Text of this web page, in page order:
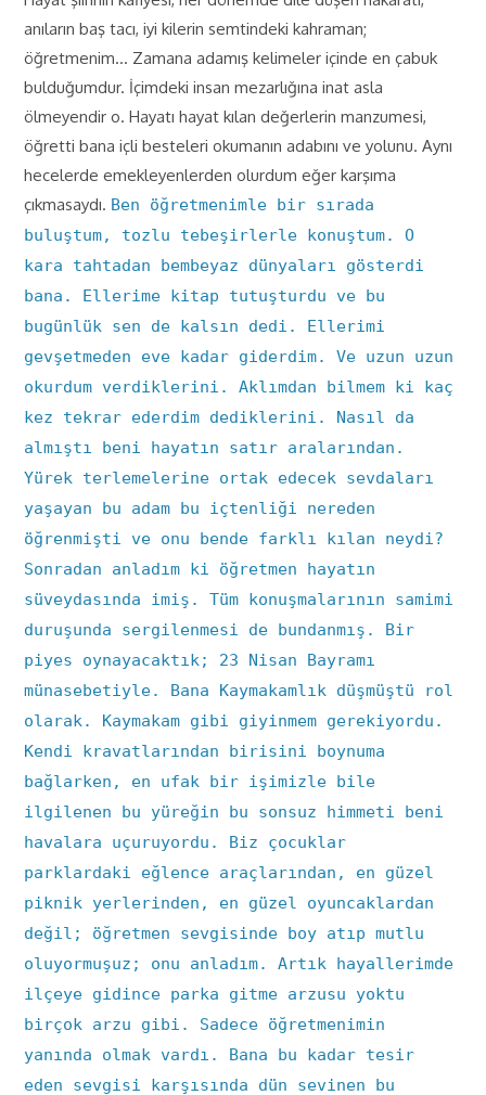
anıların baş tacı, iyi kilerin semtindeki kahraman;
öğretmenim… Zamana adamış kelimeler içinde en çabuk
bulduğumdur. İçimdeki insan mezarlığına inat asla
ölmeyendir o. Hayatı hayat kılan değerlerin manzumesi,
öğretti bana içli besteleri okumanın adabını ve yolunu. Aynı
hecelerde emekleyenlerden olurdum eğer karşıma
çıkmasaydı. Ben öğretmenimle bir sırada
buluştum, tozlu tebeşirlerle konuştum. O
kara tahtadan bembeyaz dünyaları gösterdi
bana. Ellerime kitap tutuşturdu ve bu
bugünlük sen de kalsın dedi. Ellerimi
gevşetmeden eve kadar giderdim. Ve uzun uzun
okurdum verdiklerini. Aklımdan bilmem ki kaç
kez tekrar ederdim dediklerini. Nasıl da
almıştı beni hayatın satır aralarından.
Yürek terlemelerine ortak edecek sevdaları
yaşayan bu adam bu içtenliği nereden
öğrenmişti ve onu bende farklı kılan neydi?
Sonradan anladım ki öğretmen hayatın
süveydasında imiş. Tüm konuşmalarının samimi
duruşunda sergilenmesi de bundanmış. Bir
piyes oynayacaktık; 23 Nisan Bayramı
münasebetiyle. Bana Kaymakamlık düşmüştü rol
olarak. Kaymakam gibi giyinmem gerekiyordu.
Kendi kravatlarından birisini boynuma
bağlarken, en ufak bir işimizle bile
ilgilenen bu yüreğin bu sonsuz himmeti beni
havalara uçuruyordu. Biz çocuklar
parklardaki eğlence araçlarından, en güzel
piknik yerlerinden, en güzel oyuncaklardan
değil; öğretmen sevgisinde boy atıp mutlu
oluyormuşuz; onu anladım. Artık hayallerimde
ilçeye gidince parka gitme arzusu yoktu
birçok arzu gibi. Sadece öğretmenimin
yanında olmak vardı. Bana bu kadar tesir
eden sevgisi karşısında dün sevinen bu